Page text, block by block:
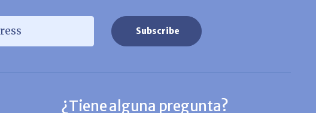
¿Tiene alguna pregunta?